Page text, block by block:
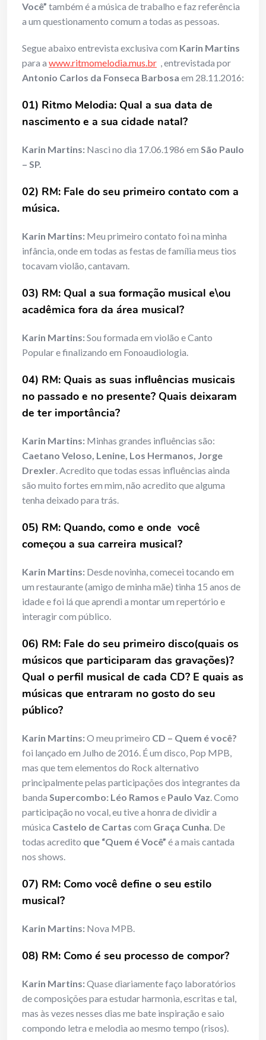
Você” também é a música de trabalho e faz referência
a um questionamento comum a todas as pessoas.
Segue abaixo entrevista exclusiva com Karin Martins
para a www.ritmomelodia.mus.br , entrevistada por
Antonio Carlos da Fonseca Barbosa em 28.11.2016:
01) Ritmo Melodia: Qual a sua data de
nascimento e a sua cidade natal?
Karin Martins: Nasci no dia 17.06.1986 em São Paulo
– SP.
02) RM: Fale do seu primeiro contato com a
música.
Karin Martins: Meu primeiro contato foi na minha
infância, onde em todas as festas de família meus tios
tocavam violão, cantavam.
03) RM: Qual a sua formação musical e\ou
acadêmica fora da área musical?
Karin Martins:Sou formada em violão e Canto
Popular e finalizando em Fonoaudiologia.
04) RM: Quais as suas influências musicais
no passado e no presente? Quais deixaram
de ter importância?
Karin Martins: Minhas grandes influências são:
Caetano Veloso, Lenine, Los Hermanos, Jorge
Drexler. Acredito que todas essas influências ainda
são muito fortes em mim, não acredito que alguma
tenha deixado para trás.
05) RM: Quando, como e onde você
começou a sua carreira musical?
Karin Martins: Desde novinha, comecei tocando em
um restaurante (amigo de minha mãe) tinha 15 anos de
idade e foi lá que aprendi a montar um repertório e
interagir com público.
06) RM: Fale do seu primeiro disco(quais os
músicos que participaram das gravações)?
Qual o perfil musical de cada CD? E quais as
músicas que entraram no gosto do seu
público?
Karin Martins:O meu primeiro CD – Quem é você?
foi lançado em Julho de 2016. É um disco, Pop MPB,
mas que tem elementos do Rock alternativo
principalmente pelas participações dos integrantes da
banda Supercombo: Léo Ramos e Paulo Vaz. Como
participação no vocal, eu tive a honra de dividir a
música Castelo de Cartas com Graça Cunha. De
todas acredito que “Quem é Você” é a mais cantada
nos shows.
07) RM: Como você define o seu estilo
musical?
Karin Martins: Nova MPB.
08) RM: Como é seu processo de compor?
Karin Martins:Quase diariamente faço laboratórios
de composições para estudar harmonia, escritas e tal,
mas às vezes nesses dias me bate inspiração e saio
compondo letra e melodia ao mesmo tempo (risos).